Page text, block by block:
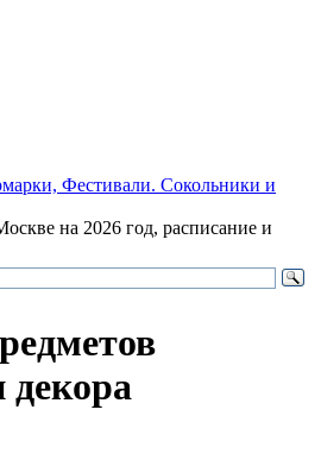
Фестивали. Сокольники и
на 2026 год, расписание и
декора